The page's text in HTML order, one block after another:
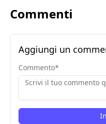
Commenti
Aggiungi un
Commento*